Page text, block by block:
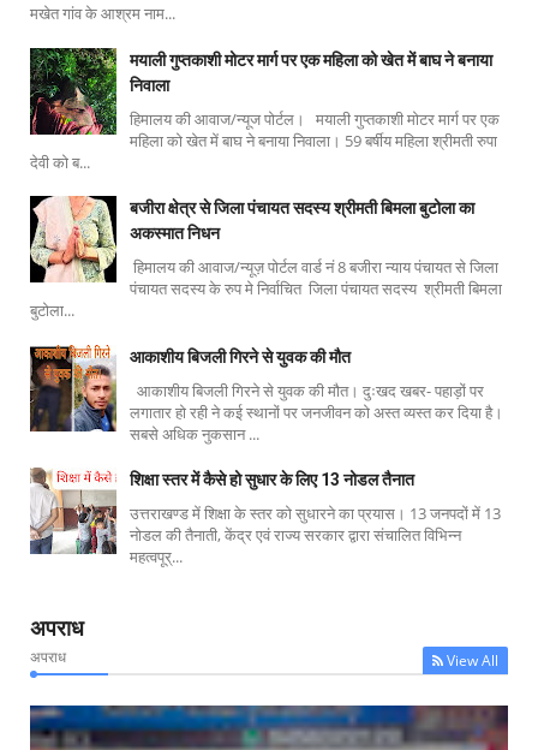
मखेत गांव के आश्रम नाम...
मयाली गुप्तकाशी मोटर मार्ग पर एक महिला को खेत में बाघ ने बनाया
निवाला
हिमालय की आवाज/न्यूज पोर्टल। मयाली गुप्तकाशी मोटर मार्ग पर एक
महिला को खेत में बाघ ने बनाया निवाला। 59 बर्षीय महिला श्रीमती रुपा
देवी को ब...
बजीरा क्षेत्र से जिला पंचायत सदस्य श्रीमती बिमला बुटोला का
अकस्मात निधन
हिमालय की आवाज/न्यूज़ पोर्टल वार्ड नं 8 बजीरा न्याय पंचायत से जिला
पंचायत सदस्य के रुप मे निर्वाचित जिला पंचायत सदस्य श्रीमती बिमला
बुटोला...
आकाशीय बिजली गिरने से युवक की मौत
आकाशीय बिजली गिरने से युवक की मौत। दुःखद खबर- पहाड़ों पर
लगातार हो रही ने कई स्थानों पर जनजीवन को अस्त व्यस्त कर दिया है।
सबसे अधिक नुकसान ...
शिक्षा स्तर में कैसे हो सुधार के लिए 13 नोडल तैनात
उत्तराखण्ड में शिक्षा के स्तर को सुधारने का प्रयास। 13 जनपदों में 13
नोडल की तैनाती, केंद्र एवं राज्य सरकार द्वारा संचालित विभिन्न
महत्वपूर्...
अपराध
अपराध View All